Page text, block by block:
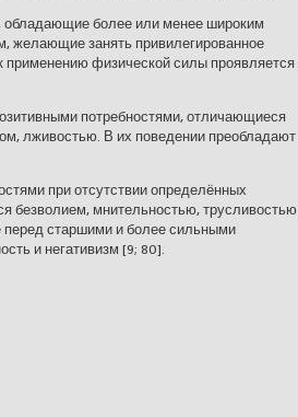
обладающие более или менее широким
желающие занять привилегированное
физической силы проявляется
потребностями, отличающиеся
лживостью. В их поведении преобладают
при отсутствии определённых
безволием, мнительностью, трусливостью
перед старшими и более сильными
и негативизм [9; 80].